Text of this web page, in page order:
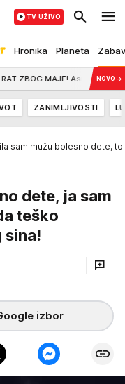
Hronika Planeta
TV UŽIVO
Asmin brutalno opleo po
NOVO →
ZANIMLJIVOSTI
sam mužu bolesno dete,
dete, ja sam
teško
sina!
izbor